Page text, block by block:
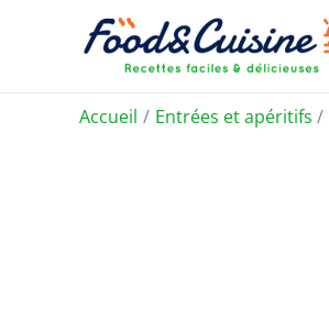
Accueil Entrées et apéritifs